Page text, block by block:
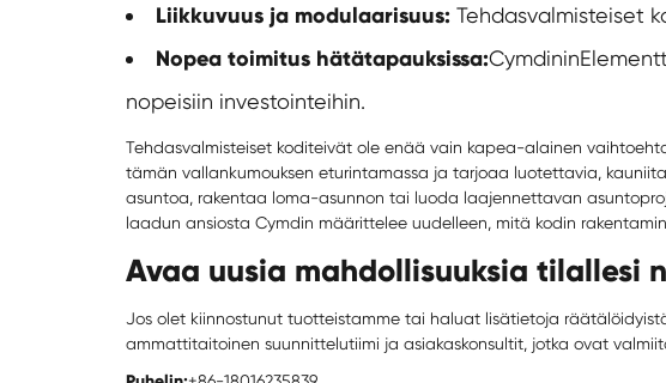
Liikkuvuus ja modulaarisuus: Tehdasvalmisteiset
Nopea toimitus hätätapauksissa:Cymdinin
nopeisiin investointeihin.
Tehdasvalmisteiset koditeivät ole enää vain kapea-alainen
tämän vallankumouksen eturintamassa ja tarjoaa luotettavia,
asuntoa, rakentaa loma-asunnon tai luoda laajennettavan
laadun ansiosta Cymdin määrittelee uudelleen, mitä kodin
Avaa uusia mahdollisuuksia tilallesi
Jos olet kiinnostunut tuotteistamme tai haluat lisätietoja
ammattitaitoinen suunnittelutiimi ja asiakaskonsultit, jotka ovat